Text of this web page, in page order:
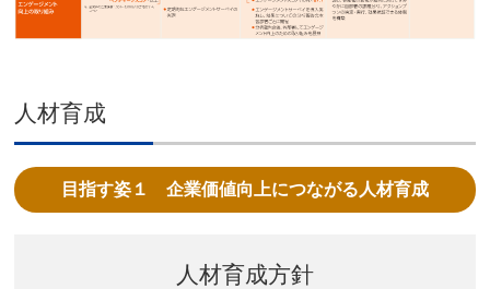
人材育成
目指す姿１ 企業価値向上につながる人材育成
人材育成方針